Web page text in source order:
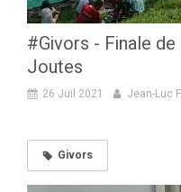
#Givors - Finale
Joutes
26 Juil 2021 Jean-Luc
Givors